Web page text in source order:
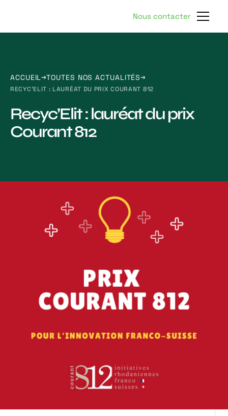
Nous contacter
ACCUEIL TOUTES NOS ACTUALITÉS
RECYC’ELIT : LAURÉAT DU PRIX COURANT 812
Recyc’Elit : lauréat du prix
Courant 812